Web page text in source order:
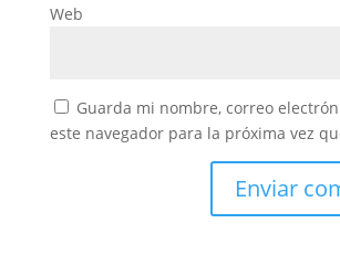
Web
Guarda mi nombre, correo
este navegador para la próxima vez